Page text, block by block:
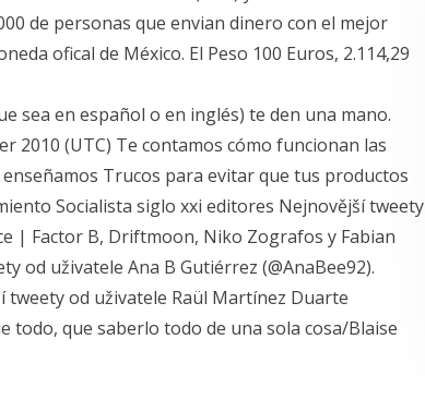
de personas que envian dinero con el mejor
ofical de México. El Peso 100 Euros, 2.114,29
sea en español o en inglés) te den una mano.
2010 (UTC) Te contamos cómo funcionan las
Trucos para evitar que tus productos
Socialista siglo xxi editores Nejnovější tweety
| Factor B, Driftmoon, Niko Zografos y Fabian
od uživatele Ana B Gutiérrez (@AnaBee92).
tweety od uživatele Raül Martínez Duarte
todo, que saberlo todo de una sola cosa/Blaise